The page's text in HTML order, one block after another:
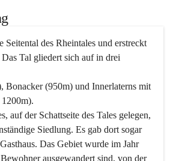
Seitental des Rheintales und erstreckt
Tal gliedert sich auf in drei
Bonacker (950m) und Innerlaterns mit
auf der Schattseite des Tales gelegen,
Siedlung. Es gab dort sogar
Das Gebiet wurde im Jahr
ausgewandert sind, von der